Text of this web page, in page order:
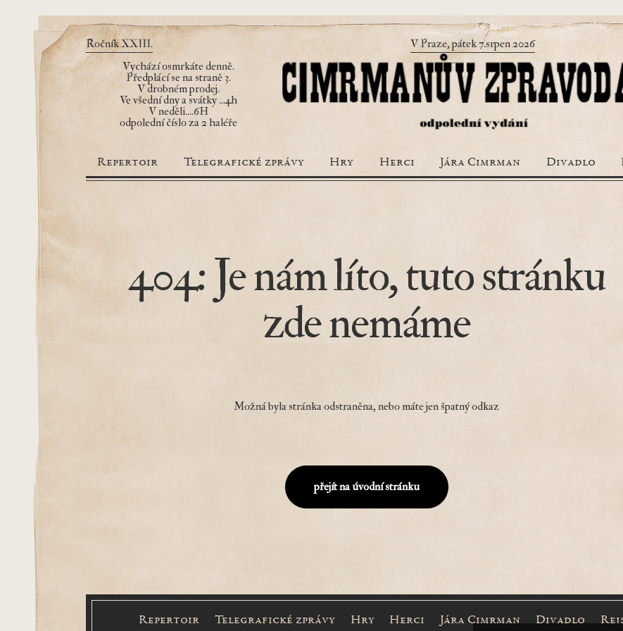
Ročník XXIII. V Praze, pátek 7.srpen 2026
Vychází osmrkáte denně.
Předplácí se na straně 3.
V drobném prodej.
Ve všední dny a svátky ...4h
V neděli....6H
odpolední číslo za 2 haléře
Repertoir Telegrafické zprávy Hry Herci Jára Cimrman Divadlo
404: Je nám líto, tuto stránku
zde nemáme
Možná byla stránka odstraněna, nebo máte jen špatný odkaz
přejít na úvodní stránku
Repertoir Telegrafické zprávy Hry Herci Jára Cimrman Divadlo